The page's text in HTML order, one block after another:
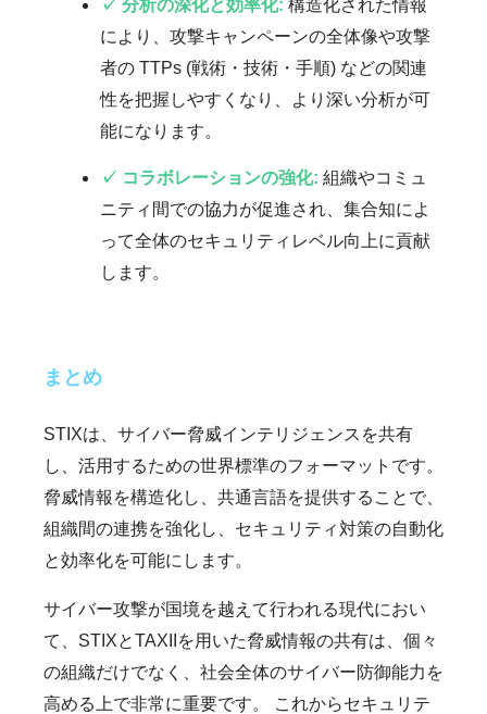
✓ 分析の深化と効率化: 構造化された情報
により、攻撃キャンペーンの全体像や攻撃
者の TTPs (戦術・技術・手順) などの関連
性を把握しやすくなり、より深い分析が可
能になります。
✓ コラボレーションの強化: 組織やコミュ
ニティ間での協力が促進され、集合知によ
って全体のセキュリティレベル向上に貢献
します。
まとめ
STIXは、サイバー脅威インテリジェンスを共有
し、活用するための世界標準のフォーマットです。
脅威情報を構造化し、共通言語を提供することで、
組織間の連携を強化し、セキュリティ対策の自動化
と効率化を可能にします。
サイバー攻撃が国境を越えて行われる現代におい
て、STIXとTAXIIを用いた脅威情報の共有は、個々
の組織だけでなく、社会全体のサイバー防御能力を
高める上で非常に重要です。 これからセキュリテ